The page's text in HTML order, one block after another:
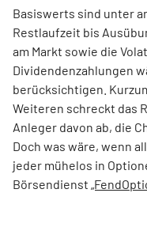
Basiswerts sind unter
Restlaufzeit bis
am Markt sowie die
Dividendenzahlungen
berücksichtigen.
Weiteren schreckt das
Anleger davon ab, die
Doch was wäre, wenn
jeder mühelos in
Börsendienst